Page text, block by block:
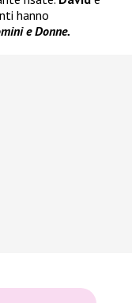
hanno
e Donne.